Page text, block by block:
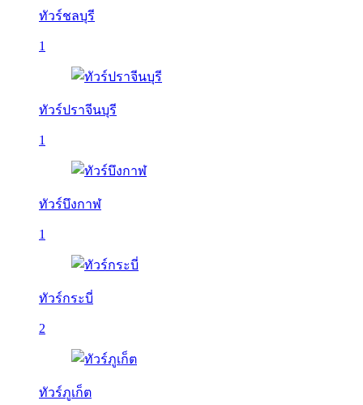
ทัวร์ชลบุรี
1
ทัวร์ปราจีนบุรี
1
ทัวร์บึงกาฬ
1
ทัวร์กระบี่
2
ทัวร์ภูเก็ต